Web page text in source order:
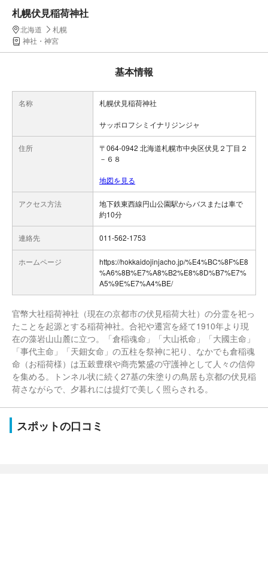
札幌伏見稲荷神社
北海道
札幌
神社・神宮
基本情報
名称 札幌伏見稲荷神社
サッポロフシミイナリジンジャ
住所
〒064-0942 北海道札幌市中央区伏見２丁目２
－６８
地図を見る
アクセス方法
地下鉄東西線円山公園駅からバスまたは車で
約10分
連絡先 011-562-1753
ホームページ
https://hokkaidojinjacho.jp/%E4%BC%8F%E8
%A6%8B%E7%A8%B2%E8%8D%B7%E7%
A5%9E%E7%A4%BE/
官幣大社稲荷神社（現在の京都市の伏見稲荷大社）の分霊を祀っ
たことを起源とする稲荷神社。合祀や遷宮を経て1910年より現
在の藻岩山山麓に立つ。「倉稲魂命」「大山祇命」「大國主命」
「事代主命」「天鈿女命」の五柱を祭神に祀り、なかでも倉稲魂
命（お稲荷様）は五穀豊穣や商売繁盛の守護神として人々の信仰
を集める。トンネル状に続く27基の朱塗りの鳥居も京都の伏見稲
荷さながらで、夕暮れには提灯で美しく照らされる。
スポットの口コミ